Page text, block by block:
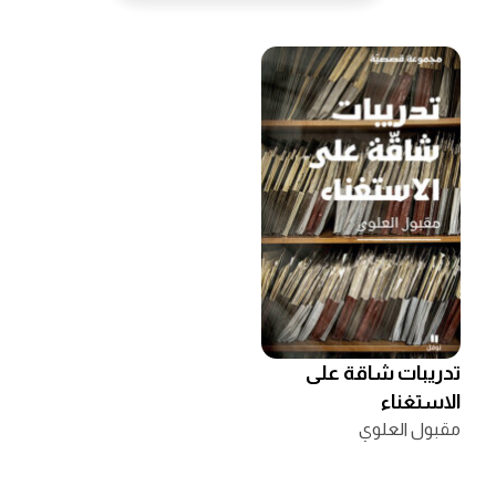
تدريبات شاقة على
الاستغناء
مقبول العلوي